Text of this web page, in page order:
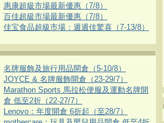
惠康超級市場最新優惠（7/8）
百佳超級市場最新優惠（7/8）
佳宝食品超級市場：週週佳驚喜（7-13/8）
名牌服飾及旅行用品開倉（5-10/8）
JOYCE & 名牌服飾開倉（23-29/7）
Marathon Sports 馬拉松便服及運動名牌開
倉 低至2折（22-27/7）
Lenovo：年度開倉 6折起（至28/7）